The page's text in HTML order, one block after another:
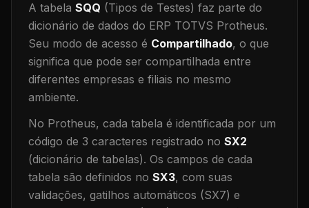
A tabela SQQ (Tipos de Testes) faz parte do
dicionário de dados do ERP TOTVS Protheus.
Seu modo de acesso é Compartilhado, o que
significa que pode ser compartilhada entre
diferentes empresas e filiais no mesmo
ambiente.
No Protheus, cada tabela é identificada por um
código de 3 caracteres registrado no SX2
(dicionário de tabelas). Os campos de cada
tabela são definidos no SX3, com suas
validações, gatilhos automáticos (SX7) e